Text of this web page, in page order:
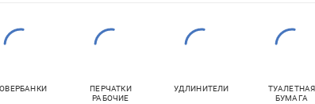
ПЕРЧАТКИ
РАБОЧИЕ
УДЛИНИТЕЛИ
ТУАЛЕТНАЯ
БУМАГА